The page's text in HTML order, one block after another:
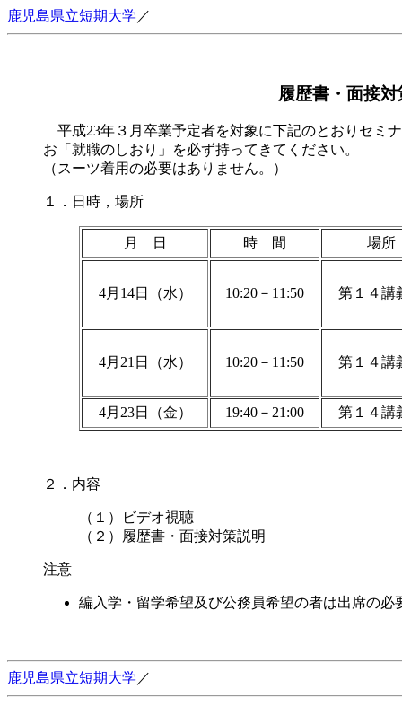
鹿児島県立短期大学 ／
履歴書・面接
平成23年３月卒業予定者を対象に下記のとおりセミ
お「就職のしおり」を必ず持ってきてください。
（スーツ着用の必要はありません。）
１．日時，場所
月 日 時 間 場所
4月14日（水） 10:20－11:50 第１４講
4月21日（水） 10:20－11:50 第１４講
4月23日（金） 19:40－21:00 第１４講
２．内容
（１）ビデオ視聴
（２）履歴書・面接対策説明
注意
編入学・留学希望及び公務員希望の者は出席の必
鹿児島県立短期大学 ／